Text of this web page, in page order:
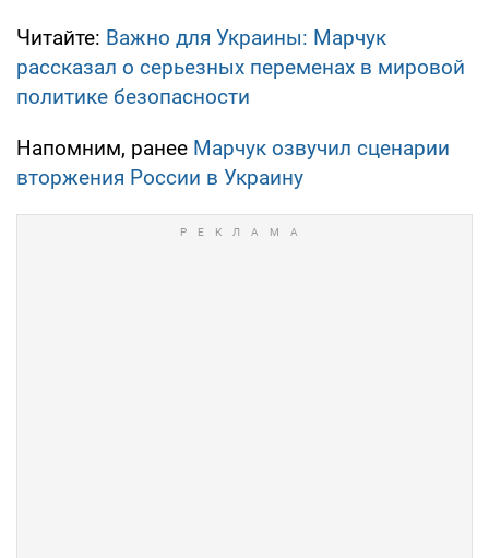
Читайте: Важно для Украины: Марчук
рассказал о серьезных переменах в мировой
политике безопасности
Напомним, ранее Марчук озвучил сценарии
вторжения России в Украину